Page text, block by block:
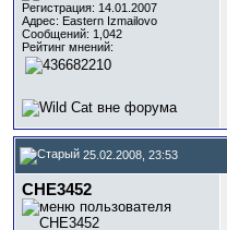
Регистрация: 14.01.2007
Адрес: Eastern Izmailovo
Сообщений: 1,042
Рейтинг мнений:
25.02.2008, 23:53
CHE3452